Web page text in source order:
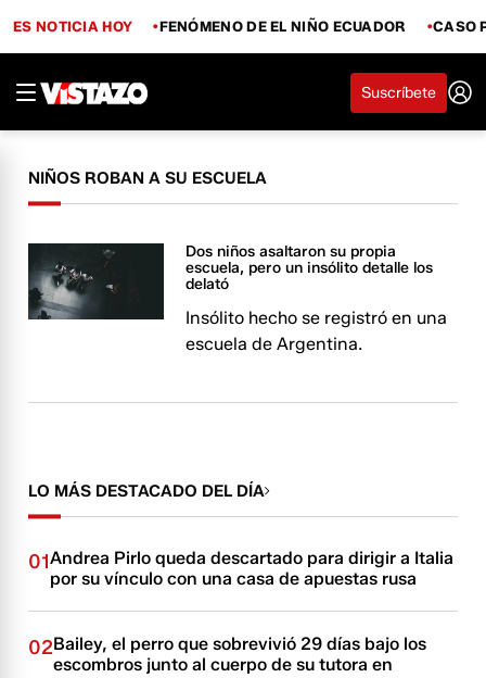
ES NOTICIA HOY FENÓMENO DE EL NIÑO ECUADOR CASO
Suscríbete
NIÑOS ROBAN A SU ESCUELA
Dos niños asaltaron su propia
escuela, pero un insólito detalle los
delató
Insólito hecho se registró en una
escuela de Argentina.
LO MÁS DESTACADO DEL DÍA
01Andrea Pirlo queda descartado para dirigir a Italia
por su vínculo con una casa de apuestas rusa
02Bailey, el perro que sobrevivió 29 días bajo los
escombros junto al cuerpo de su tutora en